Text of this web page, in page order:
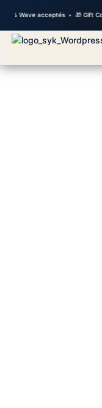
& Wave acceptés • 🎁 Gift